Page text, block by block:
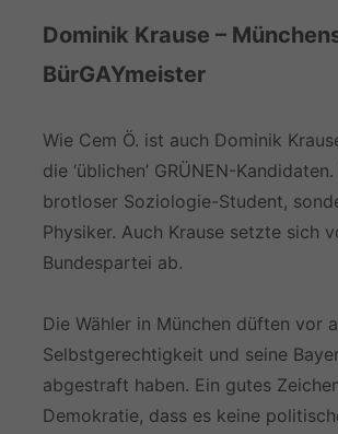
Dominik Krause –
BürGAYmeister
Wie Cem Ö. ist auch Dominik
die ‘üblichen’ GRÜNEN-Kandidaten.
brotloser Soziologie-Student,
Physiker. Auch Krause setzte sich
Bundespartei ab.
Die Wähler in München düften vor
Selbstgerechtigkeit und seine
abgestraft haben. Ein gutes
Demokratie, dass es keine